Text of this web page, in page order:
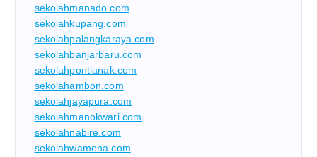
sekolahmanado.com
sekolahkupang.com
sekolahpalangkaraya.com
sekolahbanjarbaru.com
sekolahpontianak.com
sekolahambon.com
sekolahjayapura.com
sekolahmanokwari.com
sekolahnabire.com
sekolahwamena.com